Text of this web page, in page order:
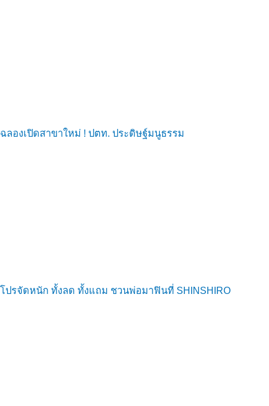
ฉลองเปิดสาขาใหม่ ! ปตท. ประดิษฐ์มนูธรรม
โปรจัดหนัก ทั้งลด ทั้งแถม ชวนพ่อมาฟินที่ SHINSHIRO